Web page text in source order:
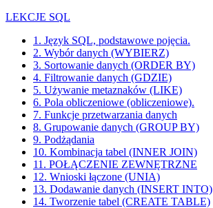
LEKCJE SQL
1. Język SQL, podstawowe pojęcia.
2. Wybór danych (WYBIERZ)
3. Sortowanie danych (ORDER BY)
4. Filtrowanie danych (GDZIE)
5. Używanie metaznaków (LIKE)
6. Pola obliczeniowe (obliczeniowe).
7. Funkcje przetwarzania danych
8. Grupowanie danych (GROUP BY)
9. Podżądania
10. Kombinacja tabel (INNER JOIN)
11. POŁĄCZENIE ZEWNĘTRZNE
12. Wnioski łączone (UNIA)
13. Dodawanie danych (INSERT INTO)
14. Tworzenie tabel (CREATE TABLE)